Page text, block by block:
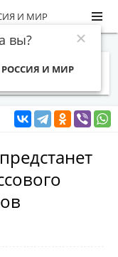
И МИР
вы?
РОССИЯ И МИР
ФОТО